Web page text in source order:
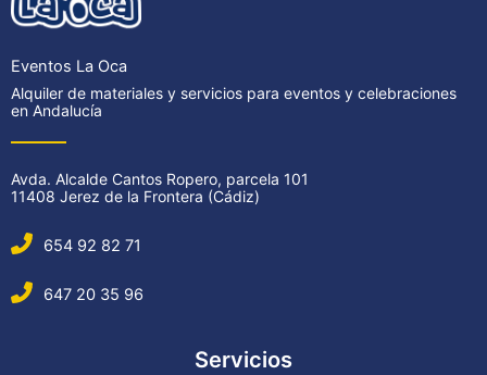
Eventos La Oca
Alquiler de materiales y servicios para eventos y celebraciones
en Andalucía
Avda. Alcalde Cantos Ropero, parcela 101
11408 Jerez de la Frontera (Cádiz)
654 92 82 71
647 20 35 96
Servicios